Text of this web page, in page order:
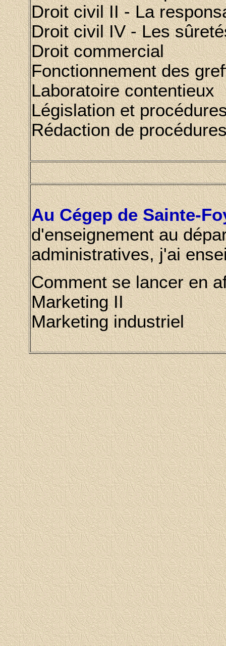
Droit civil II - La
Droit civil IV - Les
Droit commercial
Fonctionnement des
Laboratoire contentieux
Législation et
Rédaction de
Au Cégep de Sainte-
d'enseignement au
administratives, j'ai
Comment se lancer en
Marketing II
Marketing industriel